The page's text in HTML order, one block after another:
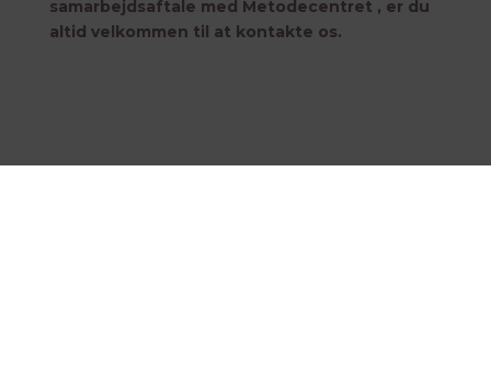
samarbejdsaftale med Metodecentret , er du
altid velkommen til at kontakte os.